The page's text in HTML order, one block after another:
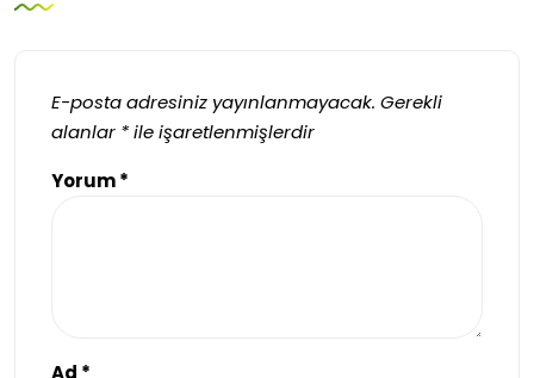
E-posta adresiniz yayınlanmayacak. Gerekli
alanlar *ile işaretlenmişlerdir
Yorum*
Ad *